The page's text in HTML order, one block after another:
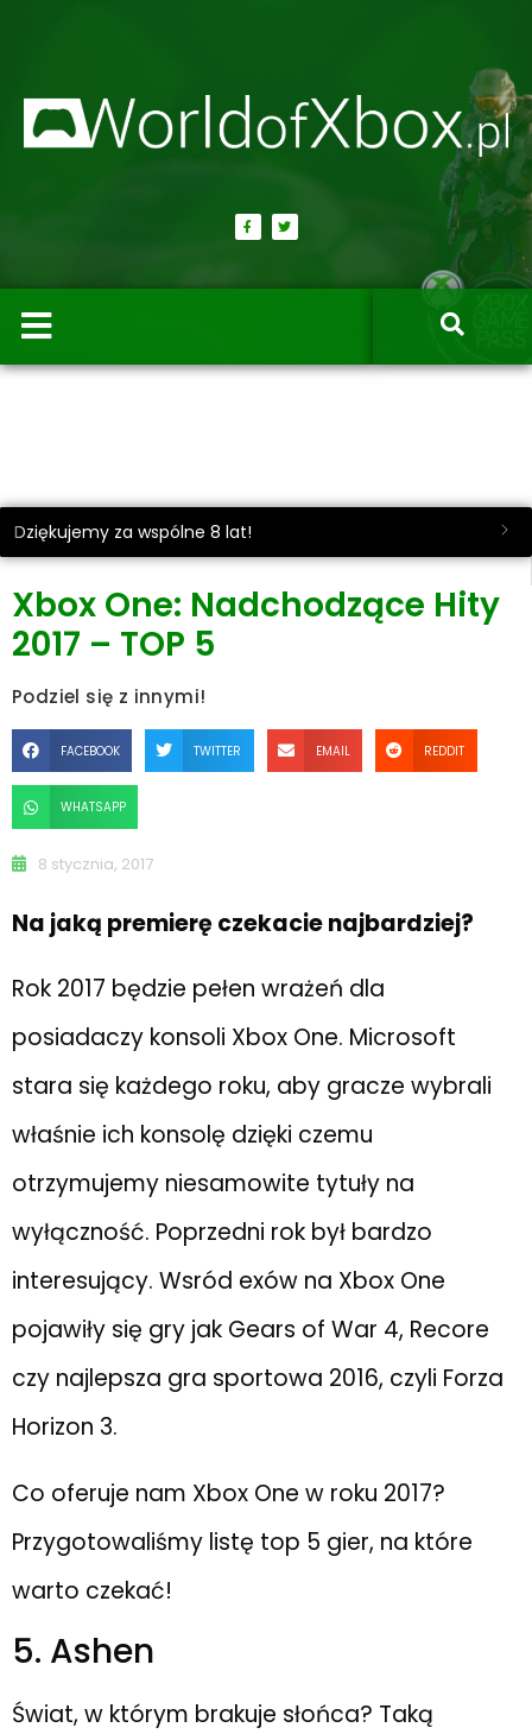
Dziękujemy za wspólne 8 lat!
Xbox One: Nadchodzące Hity
2017 – TOP 5
Podziel się z innymi!
FACEBOOK TWITTER EMAIL REDDIT
WHATSAPP
8 stycznia, 2017
Na jaką premierę czekacie najbardziej?
Rok 2017 będzie pełen wrażeń dla
posiadaczy konsoli Xbox One. Microsoft
stara się każdego roku, aby gracze wybrali
właśnie ich konsolę dzięki czemu
otrzymujemy niesamowite tytuły na
wyłączność. Poprzedni rok był bardzo
interesujący. Wsród exów na Xbox One
pojawiły się gry jak Gears of War 4, Recore
czy najlepsza gra sportowa 2016, czyli Forza
Horizon 3.
Co oferuje nam Xbox One w roku 2017?
Przygotowaliśmy listę top 5 gier, na które
warto czekać!
5. Ashen
Świat, w którym brakuje słońca? Taką